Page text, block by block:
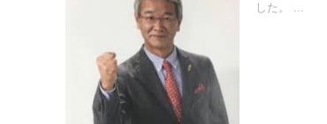
した。 ...